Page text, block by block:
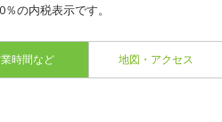
の内税表示です。
時間など 地図・アクセス